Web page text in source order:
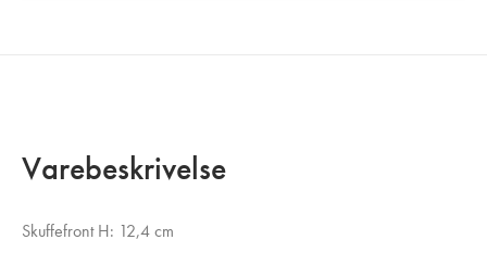
Varebeskrivelse
Skuffefront H: 12,4 cm